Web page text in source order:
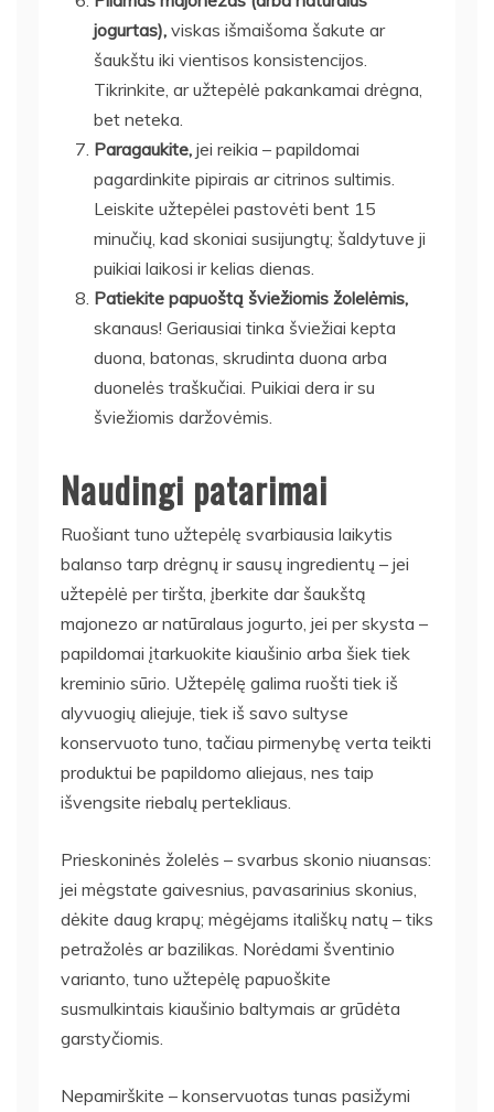
jogurtas), viskas išmaišoma šakute ar
šaukštu iki vientisos konsistencijos.
Tikrinkite, ar užtepėlė pakankamai drėgna,
bet neteka.
Paragaukite, jei reikia – papildomai
pagardinkite pipirais ar citrinos sultimis.
Leiskite užtepėlei pastovėti bent 15
minučių, kad skoniai susijungtų; šaldytuve ji
puikiai laikosi ir kelias dienas.
Patiekite papuoštą šviežiomis žolelėmis,
skanaus! Geriausiai tinka šviežiai kepta
duona, batonas, skrudinta duona arba
duonelės traškučiai. Puikiai dera ir su
šviežiomis daržovėmis.
Naudingi patarimai
Ruošiant tuno užtepėlę svarbiausia laikytis
balanso tarp drėgnų ir sausų ingredientų – jei
užtepėlė per tiršta, įberkite dar šaukštą
majonezo ar natūralaus jogurto, jei per skysta –
papildomai įtarkuokite kiaušinio arba šiek tiek
kreminio sūrio. Užtepėlę galima ruošti tiek iš
alyvuogių aliejuje, tiek iš savo sultyse
konservuoto tuno, tačiau pirmenybę verta teikti
produktui be papildomo aliejaus, nes taip
išvengsite riebalų pertekliaus.
Prieskoninės žolelės – svarbus skonio niuansas:
jei mėgstate gaivesnius, pavasarinius skonius,
dėkite daug krapų; mėgėjams itališkų natų – tiks
petražolės ar bazilikas. Norėdami šventinio
varianto, tuno užtepėlę papuoškite
susmulkintais kiaušinio baltymais ar grūdėta
garstyčiomis.
Nepamirškite – konservuotas tunas pasižymi